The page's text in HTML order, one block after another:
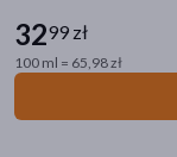
3299 zł
100 ml = 65,98 zł